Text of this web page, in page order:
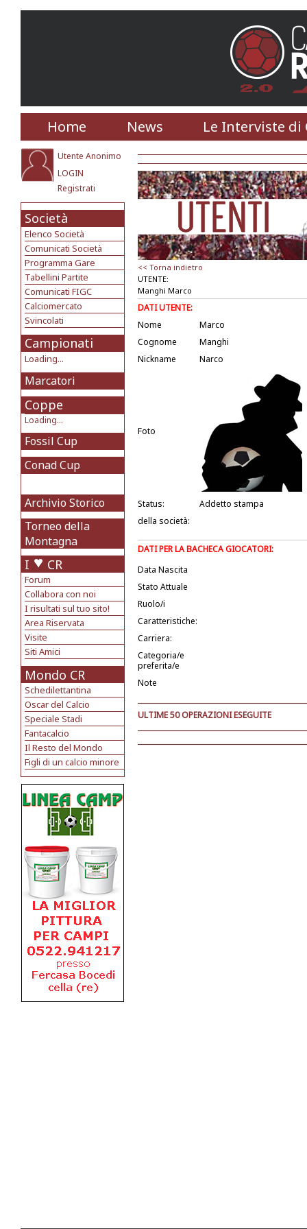
Home News Le Interviste di
Utente Anonimo
LOGIN
Registrati
Società
Elenco Società
Comunicati Società
Programma Gare
Tabellini Partite
Comunicati FIGC
Calciomercato
Svincolati
Campionati
Loading...
Marcatori
Coppe
Loading...
Fossil Cup
Conad Cup
Archivio Storico
Torneo della
Montagna
I CR
Forum
Collabora con noi
I risultati sul tuo sito!
Area Riservata
Visite
Siti Amici
Mondo CR
Schedilettantina
Oscar del Calcio
Speciale Stadi
Fantacalcio
Il Resto del Mondo
Figli di un calcio minore
<< Torna indietro
UTENTE:
Manghi Marco
DATI UTENTE:
Nome
Marco
Cognome
Manghi
Nickname
Narco
Foto
Status:
Addetto stampa
della società:
DATI PER LA BACHECA GIOCATORI:
Data Nascita
Stato Attuale
Ruolo/i
Caratteristiche:
Carriera:
Categoria/e
preferita/e
Note
ULTIME 50 OPERAZIONI ESEGUITE